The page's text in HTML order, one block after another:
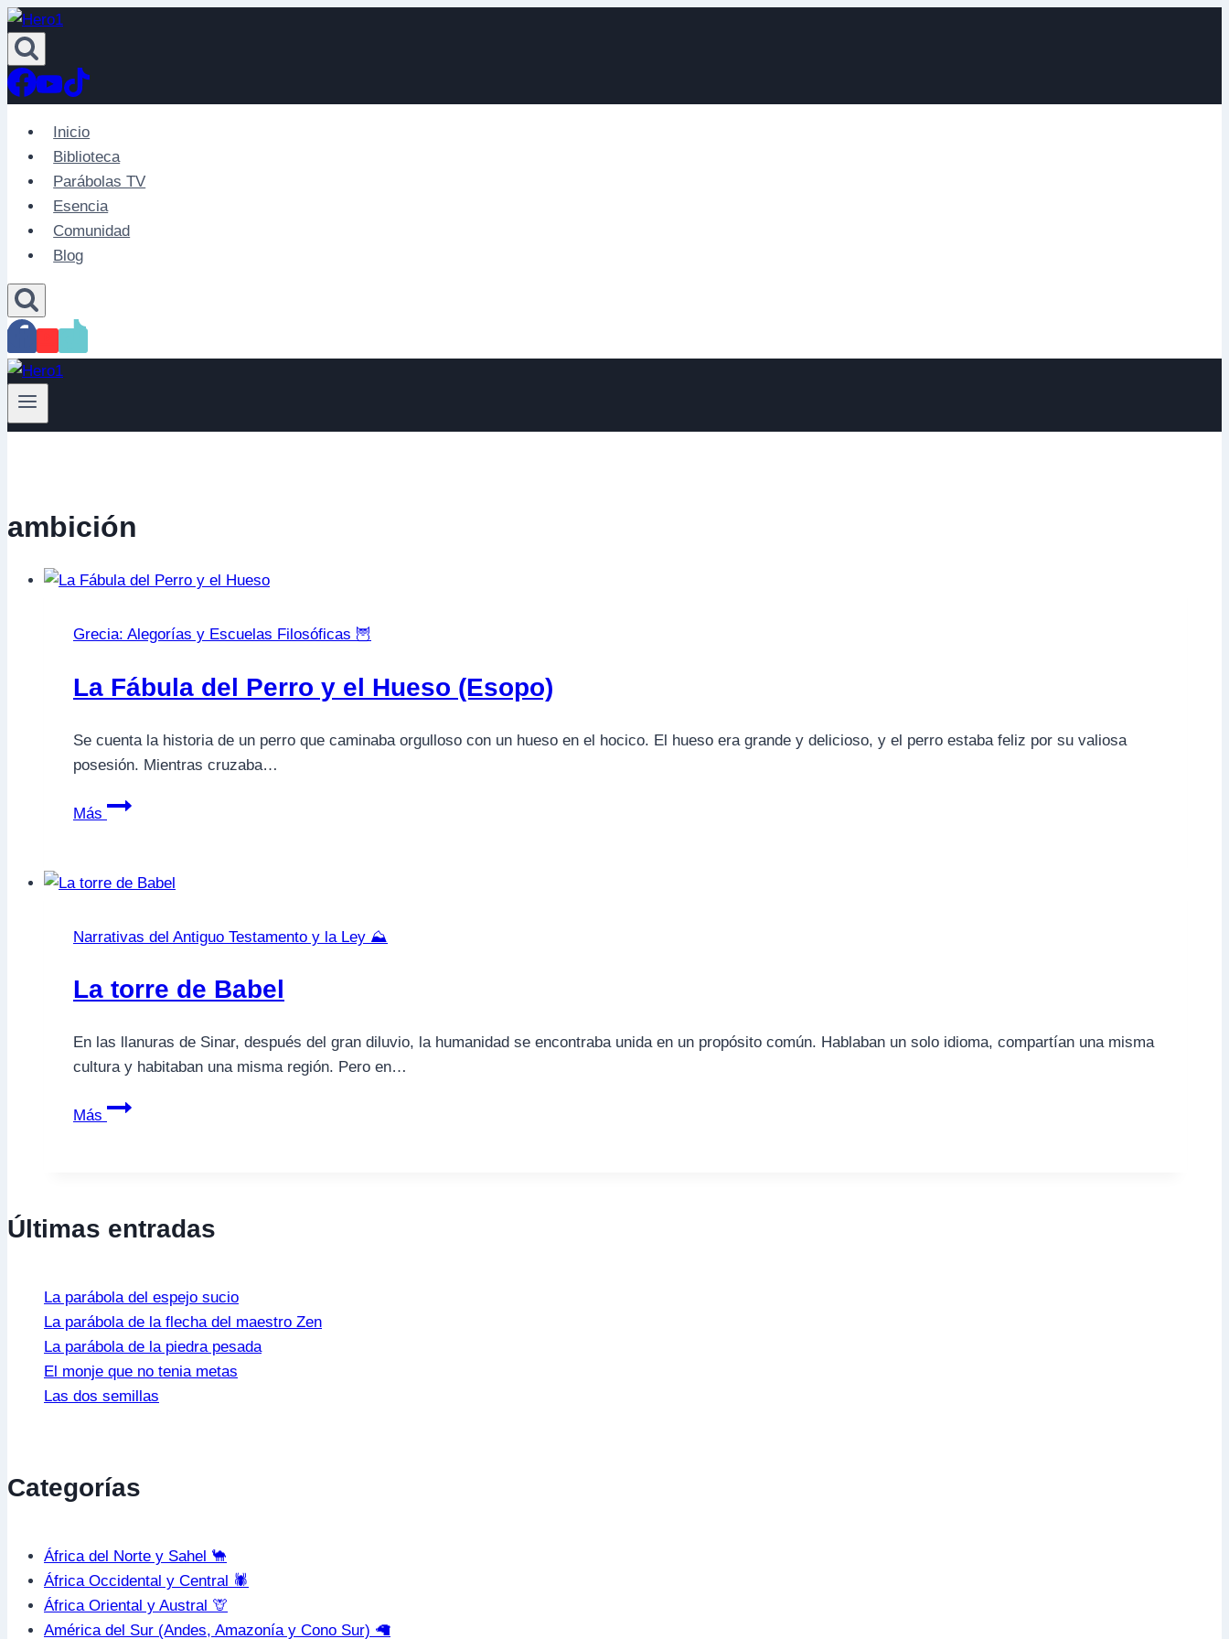
Saltar
al
contenido
Inicio
Biblioteca
Parábolas TV
Esencia
Comunidad
Blog
ambición
Grecia: Alegorías y Escuelas Filosóficas 🦉
La Fábula del Perro y el Hueso (Esopo)
Se cuenta la historia de un perro que caminaba orgulloso con un hueso en el hocico. El hueso era grande y delicioso, y el perro estaba feliz por su valiosa
posesión. Mientras cruzaba…
Más
La
Perro
el
(Esopo)
Narrativas del Antiguo Testamento y la Ley ⛰️
La torre de Babel
En las llanuras de Sinar, después del gran diluvio, la humanidad se encontraba unida en un propósito común. Hablaban un solo idioma, compartían una misma
cultura y habitaban una misma región. Pero en…
Más
La
Últimas entradas
La parábola del espejo sucio
La parábola de la flecha del maestro Zen
La parábola de la piedra pesada
El monje que no tenia metas
Las dos semillas
Categorías
África del Norte y Sahel 🐪
África Occidental y Central 🕷️
África Oriental y Austral 🦒
América del Sur (Andes, Amazonía y Cono Sur) 🦙